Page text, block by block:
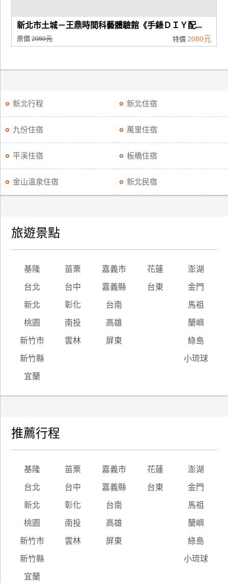
新北市土城－王鼎時間科藝體驗館《手錶ＤＩＹ配...
原價2080元 特價 2080元
新北行程 新北住宿
九份住宿 萬里住宿
平溪住宿 板橋住宿
金山溫泉住宿 新北民宿
旅遊景點
基隆 苗栗 嘉義市 花蓮 澎湖
台北 台中 嘉義縣 台東 金門
新北 彰化 台南 馬祖
桃園 南投 高雄 蘭嶼
新竹市 雲林 屏東 綠島
新竹縣 小琉球
宜蘭
推薦行程
基隆 苗栗 嘉義市 花蓮 澎湖
台北 台中 嘉義縣 台東 金門
新北 彰化 台南 馬祖
桃園 南投 高雄 蘭嶼
新竹市 雲林 屏東 綠島
新竹縣 小琉球
宜蘭